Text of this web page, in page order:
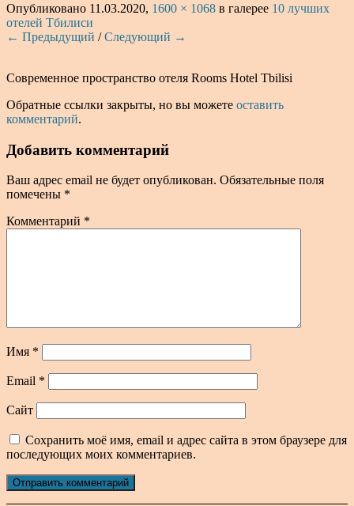
Опубликовано 11.03.2020, 1600 × 1068 в галерее 10 лучших
отелей Тбилиси
← Предыдущий /Следующий →
Современное пространство отеля Rooms Hotel Tbilisi
Обратные ссылки закрыты, но вы можете оставить
комментарий.
Добавить комментарий
Ваш адрес email не будет опубликован. Обязательные поля
помечены *
Комментарий *
Имя *
Email *
Сайт
Сохранить моё имя, email и адрес сайта в этом браузере для
последующих моих комментариев.